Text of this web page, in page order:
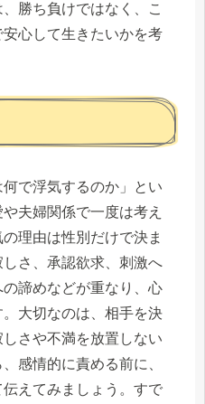
勝ち負けではなく、こ
心して生きたいかを考
何で浮気するのか」とい
夫婦関係で一度は考え
理由は性別だけで決ま
さ、承認欲求、刺激へ
諦めなどが重なり、心
大切なのは、相手を決
さや不満を放置しない
感情的に責める前に、
えてみましょう。すで